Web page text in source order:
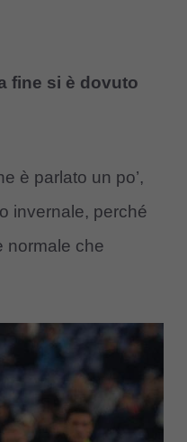
fine si è dovuto
è parlato un po’,
invernale, perché
normale che